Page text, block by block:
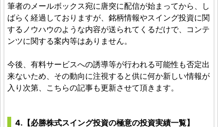
筆者のメールボックス宛に唐突に配信が始まってから、し
ばらく経過しておりますが、銘柄情報やスイング投資に関
するノウハウのような内容が送られてくるだけで、コンテ
ンツに関する案内等はありません。
今後、有料サービスへの誘導等が行われる可能性も否定出
来ないため、その動向に注視すると供に何か新しい情報が
入り次第、こちらの記事も更新させて頂きます。
4.【必勝株式スイング投資の極意の投資実績一覧】